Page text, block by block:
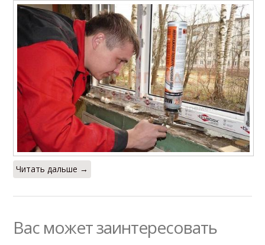
Читать дальше →
Вас может заинтересовать